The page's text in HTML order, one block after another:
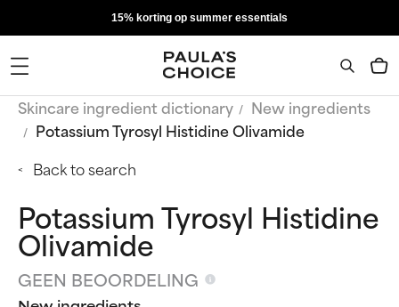
15% korting op summer essentials
Skincare ingredient dictionary
New ingredients
Potassium Tyrosyl Histidine Olivamide
Back to search
Potassium Tyrosyl Histidine
Olivamide
GEEN BEOORDELING